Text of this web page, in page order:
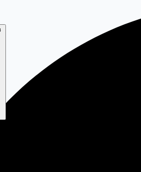
Infinity Kingdom